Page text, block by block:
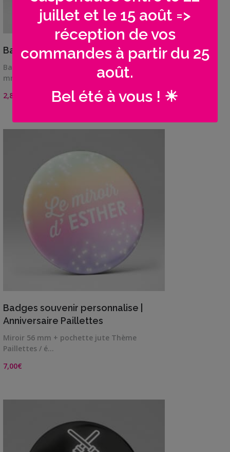
VIEW DETAILS
Badges Anniversaire | Color party !
Badge épingle ou magnet frigo 38 ou 56
mmThème…
2,80
Plage
prix :
Badges souvenir personnalise |
Anniversaire Paillettes
Miroir 56 mm + pochette jute Thème
Paillettes / é…
7,00€
juillet et le 15 août =>
réception de vos
commandes à partir du 25
août.
Bel été à vous ! ☀